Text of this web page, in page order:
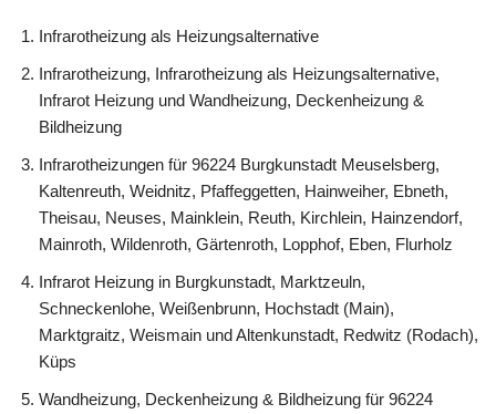
Infrarotheizung als Heizungsalternative
Infrarotheizung, Infrarotheizung als Heizungsalternative,
Infrarot Heizung und Wandheizung, Deckenheizung &
Bildheizung
Infrarotheizungen für 96224 Burgkunstadt Meuselsberg,
Kaltenreuth, Weidnitz, Pfaffeggetten, Hainweiher, Ebneth,
Theisau, Neuses, Mainklein, Reuth, Kirchlein, Hainzendorf,
Mainroth, Wildenroth, Gärtenroth, Lopphof, Eben, Flurholz
Infrarot Heizung in Burgkunstadt, Marktzeuln,
Schneckenlohe, Weißenbrunn, Hochstadt (Main),
Marktgraitz, Weismain und Altenkunstadt, Redwitz (Rodach),
Küps
Wandheizung, Deckenheizung & Bildheizung für 96224